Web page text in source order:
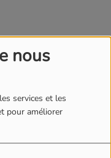
nous
services et les
pour améliorer